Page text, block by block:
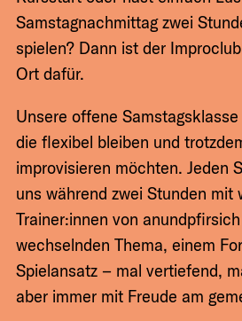
Samstagnachmittag zwei
spielen? Dann ist der
Ort dafür.
Unsere offene
die flexibel bleiben und
improvisieren möchten. Jeden
uns während zwei Stunden mit
Trainer:innen von
wechselnden Thema, einem
Spielansatz – mal vertiefend,
aber immer mit Freude am